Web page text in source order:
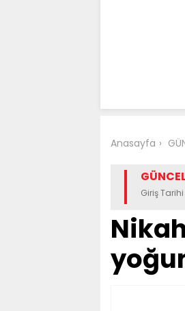
Anasayfa
Giriş